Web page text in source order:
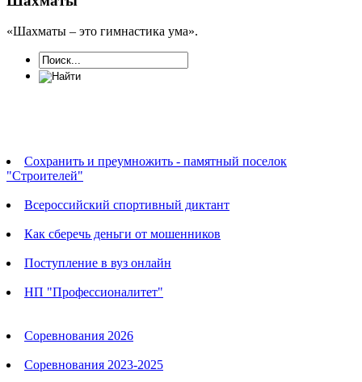
«Шахматы – это гимнастика ума».
Сохранить и преумножить - памятный поселок
"Строителей"
Всероссийский спортивный диктант
Как сберечь деньги от мошенников
Поступление в вуз онлайн
НП "Профессионалитет"
Соревнования 2026
Соревнования 2023-2025